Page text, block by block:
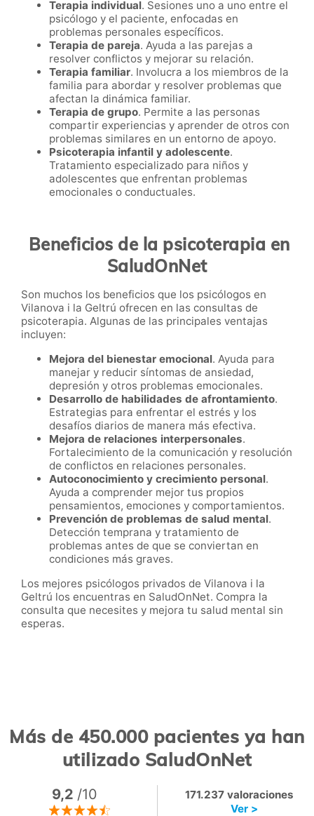
Terapia individual. Sesiones uno a uno entre el
psicólogo y el paciente, enfocadas en
problemas personales específicos.
Terapia de pareja. Ayuda a las parejas a
resolver conflictos y mejorar su relación.
Terapia familiar. Involucra a los miembros de la
familia para abordar y resolver problemas que
afectan la dinámica familiar.
Terapia de grupo. Permite a las personas
compartir experiencias y aprender de otros con
problemas similares en un entorno de apoyo.
Psicoterapia infantil y adolescente.
Tratamiento especializado para niños y
adolescentes que enfrentan problemas
emocionales o conductuales.
Beneficios de la psicoterapia en
SaludOnNet
Son muchos los beneficios que los psicólogos en
Vilanova i la Geltrú ofrecen en las consultas de
psicoterapia. Algunas de las principales ventajas
incluyen:
Mejora del bienestar emocional. Ayuda para
manejar y reducir síntomas de ansiedad,
depresión y otros problemas emocionales.
Desarrollo de habilidades de afrontamiento.
Estrategias para enfrentar el estrés y los
desafíos diarios de manera más efectiva.
Mejora de relaciones interpersonales.
Fortalecimiento de la comunicación y resolución
de conflictos en relaciones personales.
Autoconocimiento y crecimiento personal.
Ayuda a comprender mejor tus propios
pensamientos, emociones y comportamientos.
Prevención de problemas de salud mental.
Detección temprana y tratamiento de
problemas antes de que se conviertan en
condiciones más graves.
Los mejores psicólogos privados de Vilanova i la
Geltrú los encuentras en SaludOnNet. Compra la
consulta que necesites y mejora tu salud mental sin
esperas.
Más de 450.000 pacientes ya han
utilizado SaludOnNet
9,2 /10
171.237 valoraciones
Ver >